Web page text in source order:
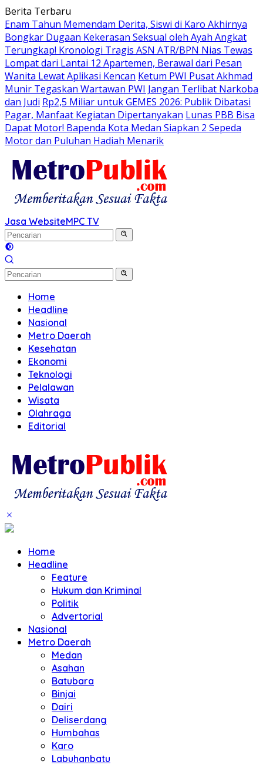
Langsung
ke
konten
Berita Terbaru
Enam Tahun Memendam Derita, Siswi di Karo Akhirnya
Bongkar Dugaan Kekerasan Seksual oleh Ayah Angkat
Terungkap! Kronologi Tragis ASN ATR/BPN Nias Tewas
Lompat dari Lantai 12 Apartemen, Berawal dari Pesan
Wanita Lewat Aplikasi Kencan Ketum PWI Pusat Akhmad
Munir Tegaskan Wartawan PWI Jangan Terlibat Narkoba
dan Judi Rp2,5 Miliar untuk GEMES 2026: Publik Dibatasi
Pagar, Manfaat Kegiatan Dipertanyakan Lunas PBB Bisa
Dapat Motor! Bapenda Kota Medan Siapkan 2 Sepeda
Motor dan Puluhan Hadiah Menarik
Jasa WebsiteMPC TV
Home
Headline
Nasional
Metro Daerah
Kesehatan
Ekonomi
Teknologi
Pelalawan
Wisata
Olahraga
Editorial
Home
Headline
Feature
Hukum dan Kriminal
Politik
Advertorial
Nasional
Metro Daerah
Medan
Asahan
Batubara
Binjai
Dairi
Deliserdang
Humbahas
Karo
Labuhanbatu